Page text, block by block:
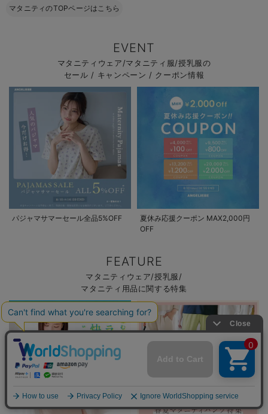
マタニティのTOPページはこちら
EVENT
マタニティウェア/マタニティ服/授乳服の
セール / キャンペーン / クーポン情報
パジャマサマーセール全品5%OFF
夏休み応援クーポン MAX2,000円
OFF
FEATURE
マタニティウェア/授乳服/
マタニティ用品に関する特集